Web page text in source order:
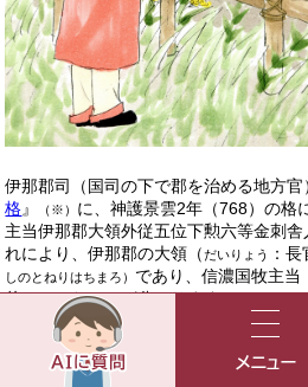
伊那郡司（国司の下で郡を治める地方
格』 （※） に、神護景雲2年（768）の格
主当伊那郡大領外従五位下勲六等金刺
れにより、伊那郡の大領（だいりょう ：
しのとねりはちまろ） であり、信濃国牧主当
兼ねていたことが分かります。
当時、信濃国をはじめ東国では馬が飼
した。限られた時期ですが、伊那郡の
でもありました。こうした伊那郡長官